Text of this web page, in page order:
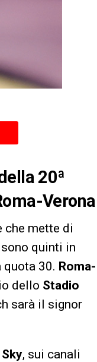
20ª
Verona
che mette di
quinti in
30. Roma-
dello Stadio
sarà il signor
Sky, sui canali